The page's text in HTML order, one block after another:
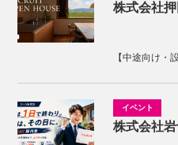
株式会社
株式会社